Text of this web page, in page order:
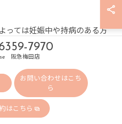
っては妊娠中や持病のある方
、体調やライフステージに応
サロンスタッフに相談し、安
ブティーを選びましょう。
役立つハーブの活用術
持続させるためには、ハーブ
7970
阪急梅田店
お問い合わせはこち
ら
はこちら